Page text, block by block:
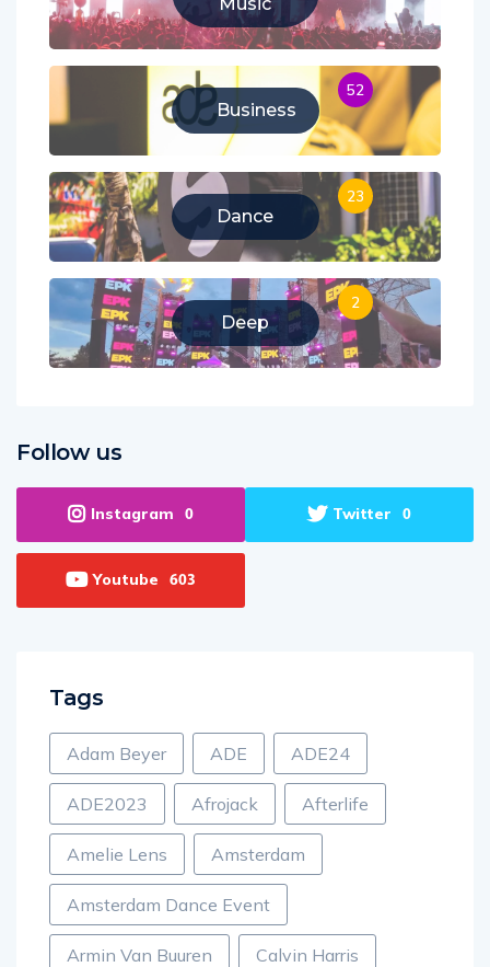
Business
52
Dance
23
Deep
2
Follow us
Instagram 0 Twitter 0
Youtube 603
Tags
Adam Beyer ADE ADE24
ADE2023 Afrojack Afterlife
Amelie Lens Amsterdam
Amsterdam Dance Event
Armin Van Buuren Calvin Harris